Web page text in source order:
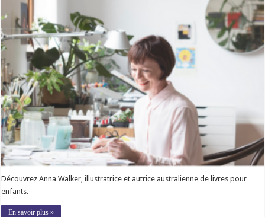
Découvrez Anna Walker, illustratrice et autrice australienne de livres pour
enfants.
En savoir plus »